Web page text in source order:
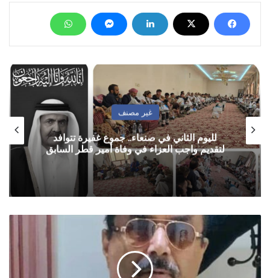
غير مصنف
لليوم الثاني في صنعاء.. جموع غفيرة تتوافد
لتقديم واجب العزاء في وفاة أمير قطر السابق
شبوة
اللواء
العولقي
يدعو